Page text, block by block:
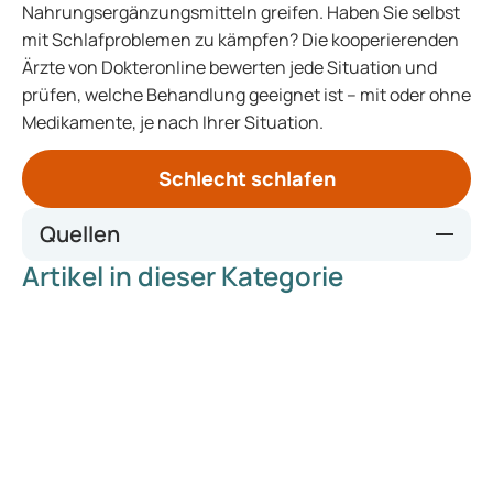
Nahrungsergänzungsmitteln greifen. Haben Sie selbst
mit Schlafproblemen zu kämpfen? Die kooperierenden
Ärzte von Dokteronline bewerten jede Situation und
prüfen, welche Behandlung geeignet ist – mit oder ohne
Medikamente, je nach Ihrer Situation.
Schlecht schlafen
Quellen
https://pmc.ncbi.nlm.nih.gov/articles/PMC2257922/
Artikel in dieser Kategorie